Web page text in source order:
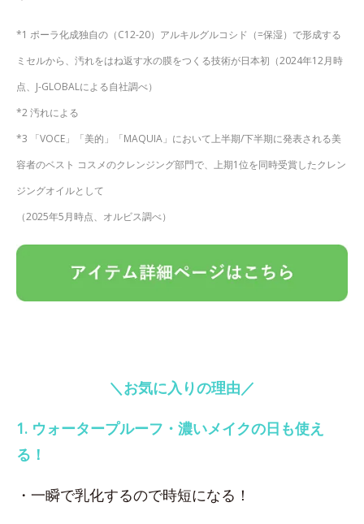
*1 ポーラ化成独自の（C12-20）アルキルグルコシド（=保湿）で形成する
ミセルから、汚れをはね返す水の膜をつくる技術が日本初（2024年12月時
点、J-GLOBALによる自社調べ）
*2 汚れによる
*3 「VOCE」「美的」「MAQUIA」において上半期/下半期に発表される美
容者のベスト コスメのクレンジング部門で、上期1位を同時受賞したクレン
ジングオイルとして
（2025年5月時点、オルビス調べ）
＼お気に入りの理由／
1. ウォータープルーフ・濃いメイクの日も使え
る！
・一瞬で乳化するので時短になる！